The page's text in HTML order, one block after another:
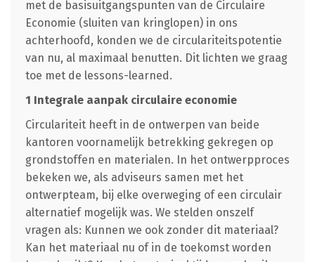
met de basisuitgangspunten van de Circulaire
Economie (sluiten van kringlopen) in ons
achterhoofd, konden we de circulariteitspotentie
van nu, al maximaal benutten. Dit lichten we graag
toe met de lessons-learned.
1 Integrale aanpak circulaire economie
Circulariteit heeft in de ontwerpen van beide
kantoren voornamelijk betrekking gekregen op
grondstoffen en materialen. In het ontwerpproces
bekeken we, als adviseurs samen met het
ontwerpteam, bij elke overweging of een circulair
alternatief mogelijk was. We stelden onszelf
vragen als: Kunnen we ook zonder dit materiaal?
Kan het materiaal nu of in de toekomst worden